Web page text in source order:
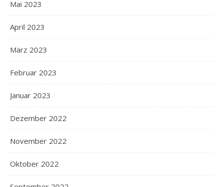
Mai 2023
April 2023
März 2023
Februar 2023
Januar 2023
Dezember 2022
November 2022
Oktober 2022